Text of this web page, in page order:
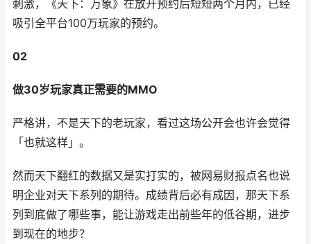
刺激，《天下：万象》在放开预约后短短两个月内，已经
吸引全平台100万玩家的预约。
02
做30岁玩家真正需要的MMO
严格讲，不是天下的老玩家，看过这场公开会也许会觉得
「也就这样」。
然而天下翻红的数据又是实打实的，被网易财报点名也说
明企业对天下系列的期待。成绩背后必有成因，那天下系
列到底做了哪些事，能让游戏走出前些年的低谷期，进步
到现在的地步？